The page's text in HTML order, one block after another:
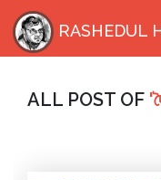
RASHEDUL
ALL POST OF